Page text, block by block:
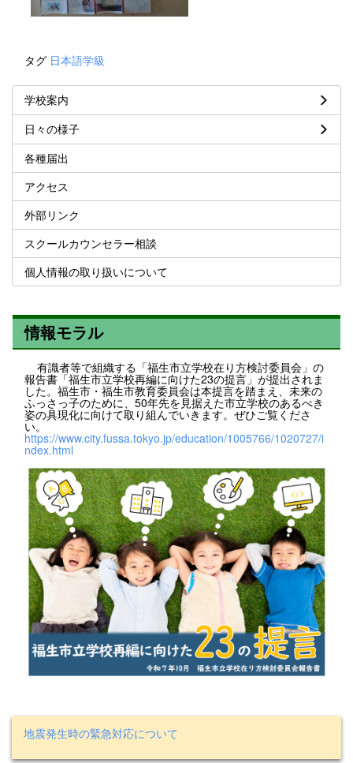
タグ 日本語学級
学校案内
日々の様子
各種届出
アクセス
外部リンク
スクールカウンセラー相談
個人情報の取り扱いについて
情報モラル
有識者等で組織する「福生市立学校在り方検討委員会」の
報告書「福生市立学校再編に向けた23の提言」が提出されま
した。福生市・福生市教育委員会は本提言を踏まえ、未来の
ふっさっ子のために、50年先を見据えた市立学校のあるべき
姿の具現化に向けて取り組んでいきます。ぜひご覧くださ
い。
https://www.city.fussa.tokyo.jp/education/1005766/1020727/i
ndex.html
地震発生時の緊急対応について